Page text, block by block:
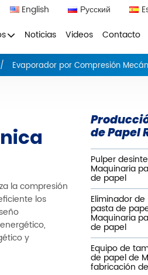
English Русский
Noticias Videos Contacto
Evaporador por Compresión
la compresión
los
y
de Papel
Pulper
Maquinaria
de papel
Eliminador
pasta de
Maquinaria
de papel
Equipo de
de papel de
fabricación